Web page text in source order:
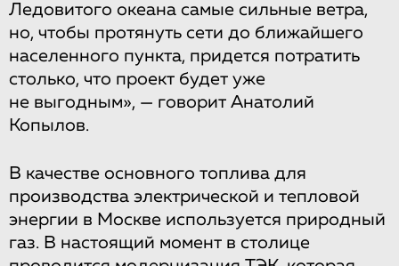
Ледовитого океана самые сильные ветра,
но, чтобы протянуть сети до ближайшего
населенного пункта, придется потратить
столько, что проект будет уже
не выгодным», — говорит Анатолий
Копылов.
В качестве основного топлива для
производства электрической и тепловой
энергии в Москве используется природный
газ. В настоящий момент в столице